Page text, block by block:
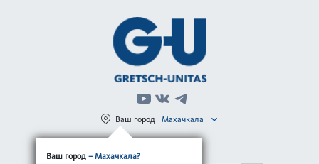
Ваш город – Махачкала?
Ваш город Махачкала